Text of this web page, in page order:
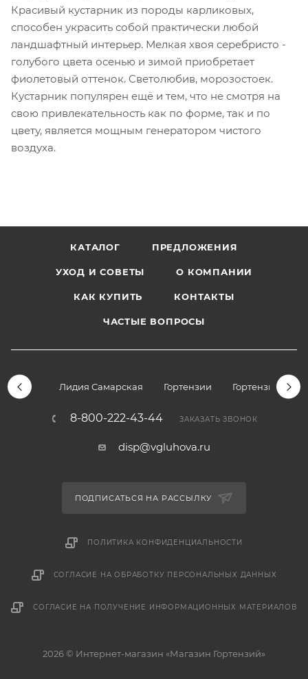
Красивый кустарник из породы карликовых,
способен украсить собой практически любой
ландшафтный интерьер. Мелкая хвоя серебристо -
голубого цвета осенью и зимой приобретает
фиолетовый оттенок. Cветолюбив, морозостоек.
Кустарник популярен ещё и тем, что не смотря на
свою привлекательность как по форме, так и по
цвету, является мощным генератором чистого
воздуха.
КАТАЛОГ ПРЕДЛОЖЕНИЯ
УХОД И СОВЕТЫ О КОМПАНИИ
КАК КУПИТЬ КОНТАКТЫ
ЧАСТЫЕ ВОПРОСЫ
Лидия Самарская Гортензии Гортензии
8-800-222-43-44 ЗАКАЗАТЬ ЗВОНОК
disp@vgluhova.ru
ПОДПИСАТЬСЯ НА РАССЫЛКУ
ПОЛИТИКА КОНФИДЕНЦИАЛЬНОСТИ
СОГЛАСИЕ НА ОБРАБОТКУ ПЕРСОНАЛЬНЫХ ДАННЫХ
СОГЛАСИЕ НА ПОЛУЧЕНИЕ ИНФОРМАЦИОННЫХ МАТЕРИАЛОВ
2026 © Интернет-магазин «Магазин Гортензий»